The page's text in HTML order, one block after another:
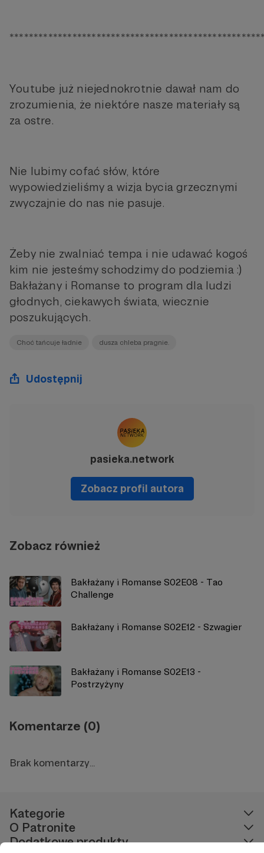
Youtube już niejednokrotnie dawał nam do
zrozumienia, że niektóre nasze materiały są
za ostre.
Nie lubimy cofać słów, które
wypowiedzieliśmy a wizja bycia grzecznymi
zwyczajnie do nas nie pasuje.
Żeby nie zwalniać tempa i nie udawać kogoś
kim nie jesteśmy schodzimy do podziemia :)
Bakłażany i Romanse to program dla ludzi
głodnych, ciekawych świata, wiecznie
poszukujących.
Choć tańcuje ładnie dusza chleba pragnie.
Udostępnij
pasieka.network
Zobacz profil autora
Zobacz również
Bakłażany i Romanse S02E08 - Tao
Challenge
Bakłażany i Romanse S02E12 - Szwagier
Bakłażany i Romanse S02E13 -
Postrzyżyny
Komentarze (0)
Brak komentarzy...
Kategorie
O Patronite
Dodatkowe produkty